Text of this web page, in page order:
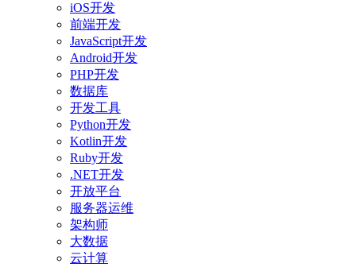
iOS开发
前端开发
JavaScript开发
Android开发
PHP开发
数据库
开发工具
Python开发
Kotlin开发
Ruby开发
.NET开发
开放平台
服务器运维
架构师
大数据
云计算